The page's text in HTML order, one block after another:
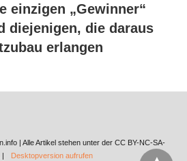
einzigen „Gewinner“
diejenigen, die daraus
erlangen
| Alle Artikel stehen unter der CC BY-NC-SA-
|
Desktopversion aufrufen